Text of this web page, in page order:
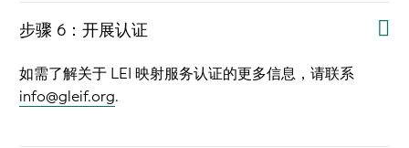
步骤 6：开展认证
如需了解关于 LEI 映射服务认证的更多信息，请联系
info@gleif.org.